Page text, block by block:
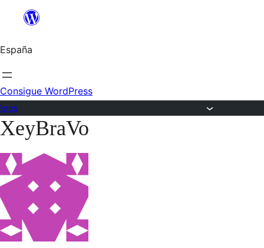
Saltar
contenido
España
Consigue WordPress
Saltar
contenido
XeyBraVo